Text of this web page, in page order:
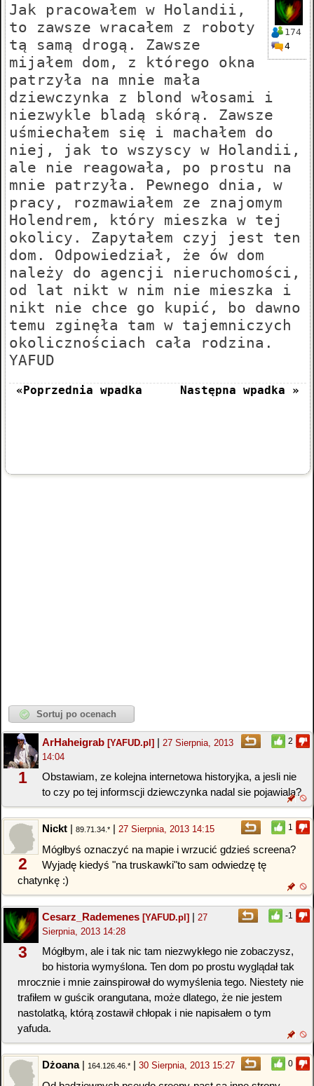
174
4
Jak pracowałem w Holandii,
to zawsze wracałem z roboty
tą samą drogą. Zawsze
mijałem dom, z którego okna
patrzyła na mnie mała
dziewczynka z blond włosami i
niezwykle bladą skórą. Zawsze
uśmiechałem się i machałem do
niej, jak to wszyscy w Holandii,
ale nie reagowała, po prostu na
mnie patrzyła. Pewnego dnia, w
pracy, rozmawiałem ze znajomym
Holendrem, który mieszka w tej
okolicy. Zapytałem czyj jest ten
dom. Odpowiedział, że ów dom
należy do agencji nieruchomości,
od lat nikt w nim nie mieszka i
nikt nie chce go kupić, bo dawno
temu zginęła tam w tajemniczych
okolicznościach cała rodzina.
YAFUD
«Poprzednia wpadka Następna wpadka »
2
1
ArHaheigrab [YAFUD.pl] | 27 Sierpnia, 2013
14:04
Obstawiam, ze kolejna internetowa historyjka, a jesli nie
to czy po tej informscji dziewczynka nadal sie pojawiala?
1
2
Nickt | 89.71.34.* | 27 Sierpnia, 2013 14:15
Mógłbyś oznaczyć na mapie i wrzucić gdzieś screena?
Wyjadę kiedyś "na truskawki"to sam odwiedzę tę
chatynkę :)
-1
3
Cesarz_Rademenes [YAFUD.pl] | 27
Sierpnia, 2013 14:28
Mógłbym, ale i tak nic tam niezwykłego nie zobaczysz,
bo historia wymyślona. Ten dom po prostu wyglądał tak
mrocznie i mnie zainspirował do wymyślenia tego. Niestety nie
trafiłem w guścik orangutana, może dlatego, że nie jestem
nastolatką, którą zostawił chłopak i nie napisałem o tym
yafuda.
0
Dżoana| 164.126.46.* | 30 Sierpnia, 2013 15:27